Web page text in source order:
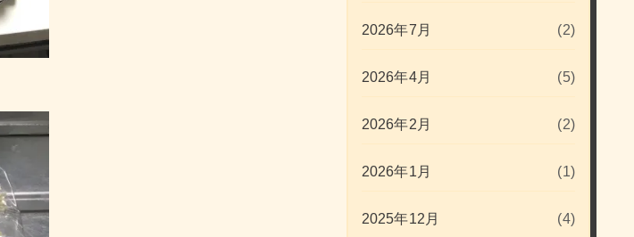
2026年7月 (2)
2026年4月 (5)
2026年2月 (2)
2026年1月 (1)
2025年12月 (4)